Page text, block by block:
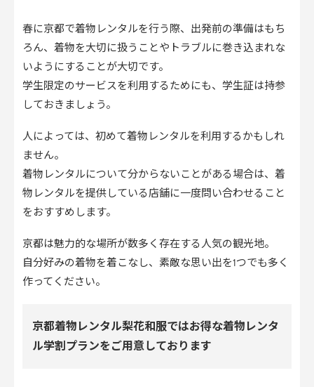
春に京都で着物レンタルを行う際、出発前の準備はもち
ろん、着物を大切に扱うことやトラブルに巻き込まれな
いようにすることが大切です。
学生限定のサービスを利用するためにも、学生証は持参
しておきましょう。
人によっては、初めて着物レンタルを利用するかもしれ
ません。
着物レンタルについて分からないことがある場合は、着
物レンタルを提供している店舗に一度問い合わせること
をおすすめします。
京都は魅力的な場所が数多く存在する人気の観光地。
自分好みの着物を着こなし、素敵な思い出を1つでも多く
作ってください。
京都着物レンタル梨花和服ではお得な着物レンタ
ル学割プランをご用意しております